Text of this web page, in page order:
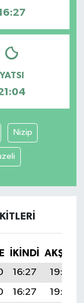
YATSI
Nizip
İKINDI
AKŞAM
16:27
19:38
16:27
19:37